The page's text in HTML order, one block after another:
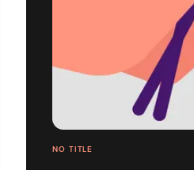
NO TITLE